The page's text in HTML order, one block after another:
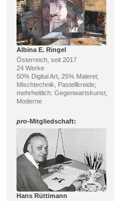
Albina E. Ringel
Österreich, seit 2017
24 Werke
50% Digital Art, 25% Malerei;
Mischtechnik, Pastellkreide;
mehrheitlich: Gegenwartskunst,
Moderne
pro-Mitgliedschaft:
Hans Rüttimann